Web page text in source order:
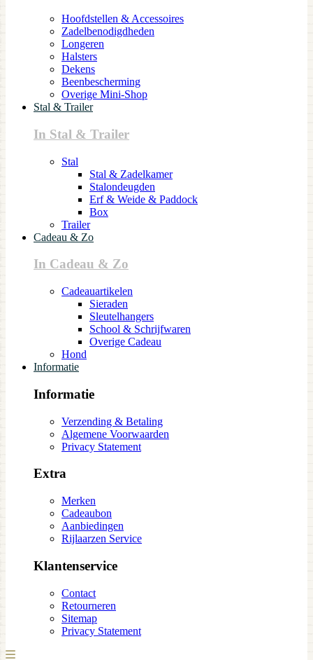
Hoofdstellen & Accessoires
Zadelbenodigdheden
Longeren
Halsters
Dekens
Beenbescherming
Overige Mini-Shop
Stal & Trailer
In Stal & Trailer
Stal
Stal & Zadelkamer
Stalondeugden
Erf & Weide & Paddock
Box
Trailer
Cadeau & Zo
In Cadeau & Zo
Cadeauartikelen
Sieraden
Sleutelhangers
School & Schrijfwaren
Overige Cadeau
Hond
Informatie
Informatie
Verzending & Betaling
Algemene Voorwaarden
Privacy Statement
Extra
Merken
Cadeaubon
Aanbiedingen
Rijlaarzen Service
Klantenservice
Contact
Retourneren
Sitemap
Privacy Statement